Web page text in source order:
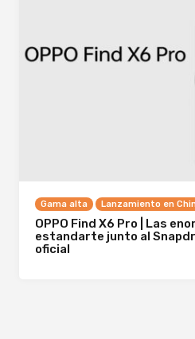
Gama alta Lanzamiento en
OPPO Find X6 Pro | Las
estandarte junto al
oficial